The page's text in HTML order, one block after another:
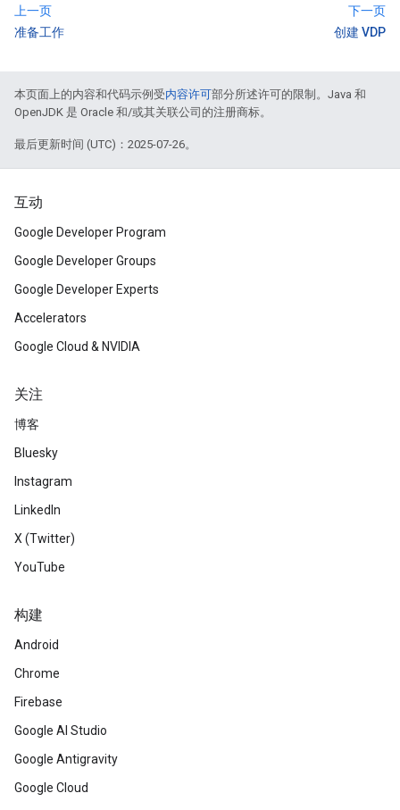
上一页
准备工作
下一页
创建 VDP
本页面上的内容和代码示例受内容许可部分所述许可的限制。Java 和
OpenJDK 是 Oracle 和/或其关联公司的注册商标。
最后更新时间 (UTC)：2025-07-26。
互动
Google Developer Program
Google Developer Groups
Google Developer Experts
Accelerators
Google Cloud & NVIDIA
关注
博客
Bluesky
Instagram
LinkedIn
X (Twitter)
YouTube
构建
Android
Chrome
Firebase
Google AI Studio
Google Antigravity
Google Cloud